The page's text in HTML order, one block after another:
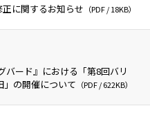
に関するお知らせ （PDF / 18KB）
バード』における「第8回バリ
」の開催について （PDF / 622KB）